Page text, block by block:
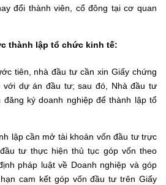
đổi thành viên, cổ đông tại cơ quan
thành lập tổ chức kinh tế:
tiên, nhà đầu tư cần xin Giấy chứng
với dự án đầu tư; sau đó, Nhà đầu tư
ký doanh nghiệp để thành lập tổ
lập cần mở tài khoản vốn đầu tư trực
tư thực hiện thủ tục góp vốn theo
pháp luật về Doanh nghiệp và góp
cam kết góp vốn đầu tư trên Giấy